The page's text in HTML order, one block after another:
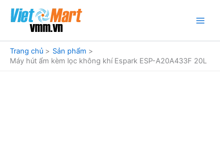
dung
Trang chủ
Sản phẩm
Máy hút ẩm kèm lọc không khí Espark ESP-A20A433F 20L